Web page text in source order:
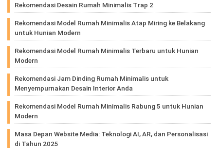
Rekomendasi Desain Rumah Minimalis Trap 2
Rekomendasi Model Rumah Minimalis Atap Miring ke Belakang
untuk Hunian Modern
Rekomendasi Model Rumah Minimalis Terbaru untuk Hunian
Modern
Rekomendasi Jam Dinding Rumah Minimalis untuk
Menyempurnakan Desain Interior Anda
Rekomendasi Model Rumah Minimalis Rabung 5 untuk Hunian
Modern
Masa Depan Website Media: Teknologi AI, AR, dan Personalisasi
di Tahun 2025